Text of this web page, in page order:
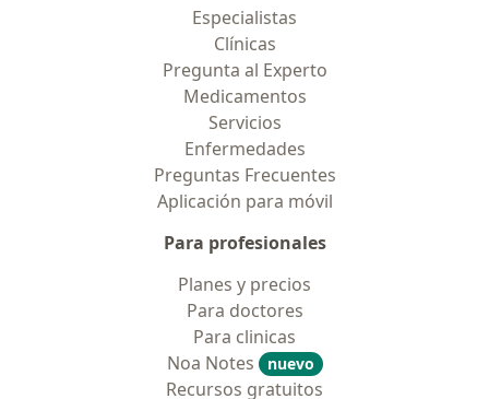
Especialistas
Clínicas
Pregunta al Experto
Medicamentos
Servicios
Enfermedades
Preguntas Frecuentes
Aplicación para móvil
Para profesionales
Planes y precios
Para doctores
Para clinicas
Noa Notes
nuevo
Recursos gratuitos